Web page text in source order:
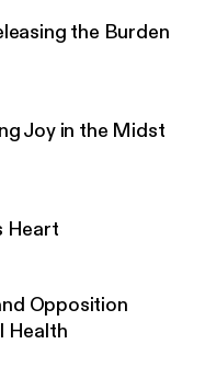
the Burden
Joy in the Midst
Heart
Opposition
Health